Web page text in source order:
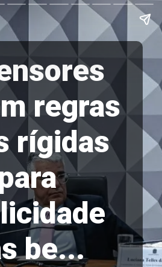
regras
rígidas
be...